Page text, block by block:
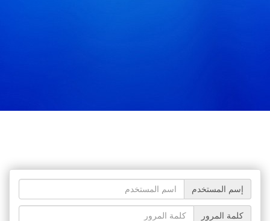
إسم المستخدم
كلمة المرور